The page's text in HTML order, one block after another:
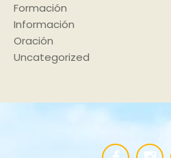
Formación
Información
Oración
Uncategorized